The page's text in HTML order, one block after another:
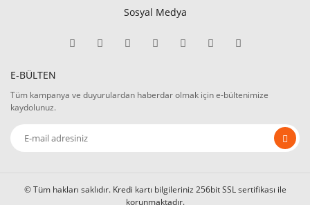
Sosyal Medya
E-BÜLTEN
Tüm kampanya ve duyurulardan haberdar olmak için e-bültenimize
kaydolunuz.
© Tüm hakları saklıdır. Kredi kartı bilgileriniz 256bit SSL sertifikası ile
korunmaktadır.